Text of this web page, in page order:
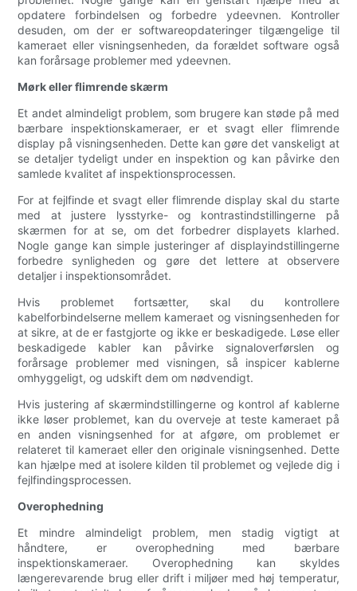
opdatere forbindelsen og forbedre ydeevnen. Kontroller
desuden, om der er softwareopdateringer tilgængelige til
kameraet eller visningsenheden, da forældet software også
kan forårsage problemer med ydeevnen.
Mørk eller flimrende skærm
Et andet almindeligt problem, som brugere kan støde på med
bærbare inspektionskameraer, er et svagt eller flimrende
display på visningsenheden. Dette kan gøre det vanskeligt at
se detaljer tydeligt under en inspektion og kan påvirke den
samlede kvalitet af inspektionsprocessen.
For at fejlfinde et svagt eller flimrende display skal du starte
med at justere lysstyrke- og kontrastindstillingerne på
skærmen for at se, om det forbedrer displayets klarhed.
Nogle gange kan simple justeringer af displayindstillingerne
forbedre synligheden og gøre det lettere at observere
detaljer i inspektionsområdet.
Hvis problemet fortsætter, skal du kontrollere
kabelforbindelserne mellem kameraet og visningsenheden for
at sikre, at de er fastgjorte og ikke er beskadigede. Løse eller
beskadigede kabler kan påvirke signaloverførslen og
forårsage problemer med visningen, så inspicer kablerne
omhyggeligt, og udskift dem om nødvendigt.
Hvis justering af skærmindstillingerne og kontrol af kablerne
ikke løser problemet, kan du overveje at teste kameraet på
en anden visningsenhed for at afgøre, om problemet er
relateret til kameraet eller den originale visningsenhed. Dette
kan hjælpe med at isolere kilden til problemet og vejlede dig i
fejlfindingsprocessen.
Overophedning
Et mindre almindeligt problem, men stadig vigtigt at
håndtere, er overophedning med bærbare
inspektionskameraer. Overophedning kan skyldes
længerevarende brug eller drift i miljøer med høj temperatur,